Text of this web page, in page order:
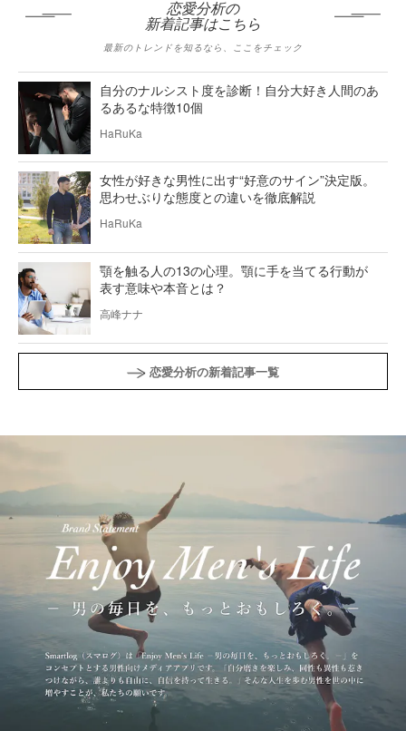
恋愛分析の
新着記事はこちら
最新のトレンドを知るなら、ここをチェック
自分のナルシスト度を診断！自分大好き人間のあ
るあるな特徴10個
HaRuKa
女性が好きな男性に出す“好意のサイン”決定版。
思わせぶりな態度との違いを徹底解説
HaRuKa
顎を触る人の13の心理。顎に手を当てる行動が
表す意味や本音とは？
高峰ナナ
恋愛分析の新着記事一覧